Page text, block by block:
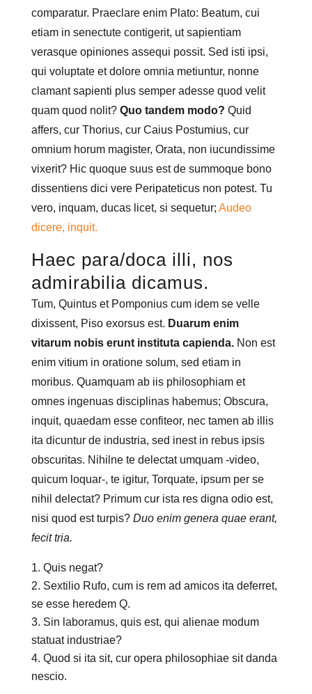
comparatur. Praeclare enim Plato: Beatum, cui
etiam in senectute contigerit, ut sapientiam
verasque opiniones assequi possit. Sed isti ipsi,
qui voluptate et dolore omnia metiuntur, nonne
clamant sapienti plus semper adesse quod velit
quam quod nolit? Quo tandem modo? Quid
affers, cur Thorius, cur Caius Postumius, cur
omnium horum magister, Orata, non iucundissime
vixerit? Hic quoque suus est de summoque bono
dissentiens dici vere Peripateticus non potest. Tu
vero, inquam, ducas licet, si sequetur; Audeo
dicere, inquit.
Haec para/doca illi, nos
admirabilia dicamus.
Tum, Quintus et Pomponius cum idem se velle
dixissent, Piso exorsus est. Duarum enim
vitarum nobis erunt instituta capienda.Non est
enim vitium in oratione solum, sed etiam in
moribus. Quamquam ab iis philosophiam et
omnes ingenuas disciplinas habemus; Obscura,
inquit, quaedam esse confiteor, nec tamen ab illis
ita dicuntur de industria, sed inest in rebus ipsis
obscuritas. Nihilne te delectat umquam -video,
quicum loquar-, te igitur, Torquate, ipsum per se
nihil delectat? Primum cur ista res digna odio est,
nisi quod est turpis? Duo enim genera quae erant,
fecit tria.
Quis negat?
Sextilio Rufo, cum is rem ad amicos ita deferret,
se esse heredem Q.
Sin laboramus, quis est, qui alienae modum
statuat industriae?
Quod si ita sit, cur opera philosophiae sit danda
nescio.